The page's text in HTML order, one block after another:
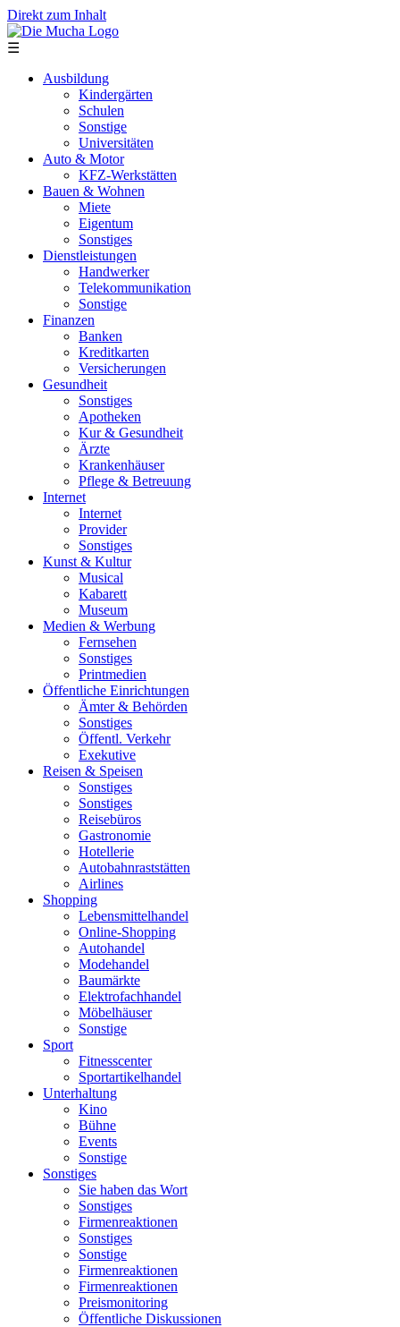
Direkt zum Inhalt
☰
Ausbildung
Kindergärten
Schulen
Sonstige
Universitäten
Auto & Motor
KFZ-Werkstätten
Bauen & Wohnen
Miete
Eigentum
Sonstiges
Dienstleistungen
Handwerker
Telekommunikation
Sonstige
Finanzen
Banken
Kreditkarten
Versicherungen
Gesundheit
Sonstiges
Apotheken
Kur & Gesundheit
Ärzte
Krankenhäuser
Pflege & Betreuung
Internet
Internet
Provider
Sonstiges
Kunst & Kultur
Musical
Kabarett
Museum
Medien & Werbung
Fernsehen
Sonstiges
Printmedien
Öffentliche Einrichtungen
Ämter & Behörden
Sonstiges
Öffentl. Verkehr
Exekutive
Reisen & Speisen
Sonstiges
Sonstiges
Reisebüros
Gastronomie
Hotellerie
Autobahnraststätten
Airlines
Shopping
Lebensmittelhandel
Online-Shopping
Autohandel
Modehandel
Baumärkte
Elektrofachhandel
Möbelhäuser
Sonstige
Sport
Fitnesscenter
Sportartikelhandel
Unterhaltung
Kino
Bühne
Events
Sonstige
Sonstiges
Sie haben das Wort
Sonstiges
Firmenreaktionen
Sonstiges
Sonstige
Firmenreaktionen
Firmenreaktionen
Preismonitoring
Öffentliche Diskussionen